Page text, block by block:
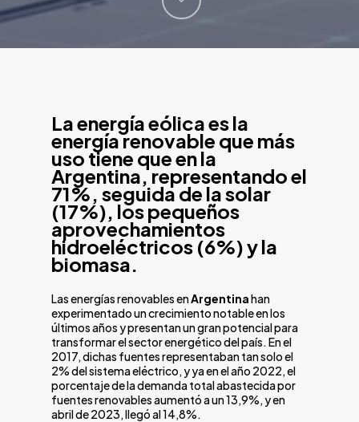
La energía eólica es la
energía renovable que más
uso tiene que en la
Argentina, representando el
71%, seguida de la solar
(17%), los pequeños
aprovechamientos
hidroeléctricos (6%) y la
biomasa.
Las energías renovables enArgentinahan
experimentado un crecimiento notable en los
últimos años y presentan un gran potencial para
transformar el sector energético del país. En el
2017, dichas fuentes representaban tan solo el
2% del sistema eléctrico, y ya en el año 2022, el
porcentaje de la demanda total abastecida por
fuentes renovables aumentó a un 13,9%, y en
abril de 2023, llegó al 14,8%.